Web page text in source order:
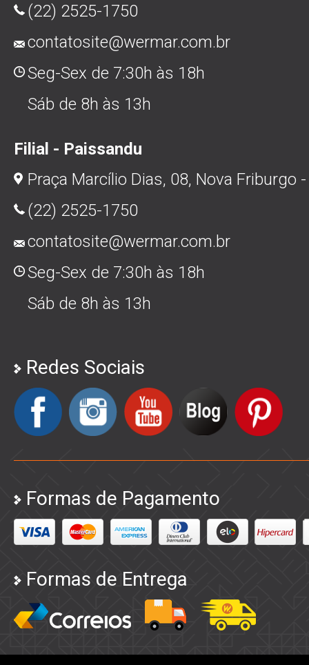
(22) 2525-1750
contatosite@wermar.com.br
Seg-Sex de 7:30h às 18h
Sáb de 8h às 13h
Filial - Paissandu
Praça Marcílio Dias, 08, Nova Friburgo
(22) 2525-1750
contatosite@wermar.com.br
Seg-Sex de 7:30h às 18h
Sáb de 8h às 13h
Redes Sociais
Formas de Pagamento
Formas de Entrega